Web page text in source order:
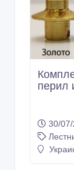
перил
30/